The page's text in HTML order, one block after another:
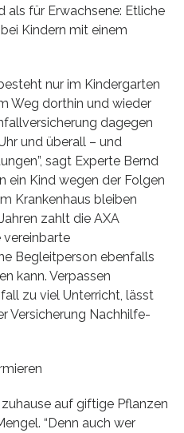
als für Erwachsene: Etliche
Kindern mit einem
nur im Kindergarten
Weg dorthin und wieder
dagegen
und überall – und
sagt Experte Bernd
ein Kind wegen der Folgen
Krankenhaus bleiben
zahlt die AXA
vereinbarte
Begleitperson ebenfalls
kann. Verpassen
zu viel Unterricht, lässt
Versicherung Nachhilfe-
auf giftige Pflanzen
“Denn auch wer